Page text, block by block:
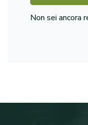
Non sei ancora